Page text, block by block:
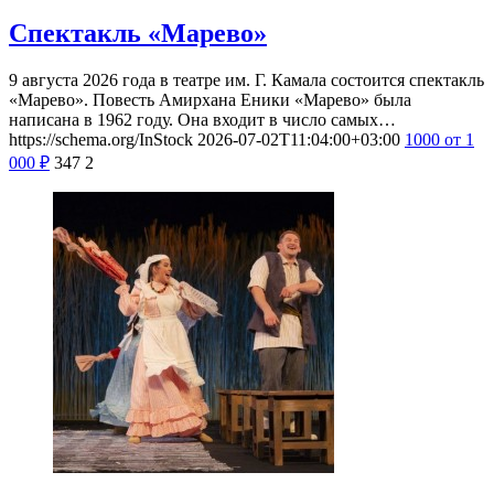
Спектакль «Марево»
9 августа 2026 года в театре им. Г. Камала состоится спектакль
«Марево». Повесть Амирхана Еники «Марево» была
написана в 1962 году. Она входит в число самых…
https://schema.org/InStock 2026-07-02T11:04:00+03:00 1000 от 1
000 ₽ 347 2